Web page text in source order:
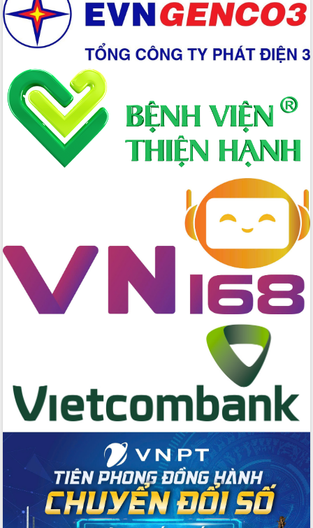
Đẩy mạnh cải cách hành chính, quyết
tâm đạt được mục tiêu tăng trưởng
hai con số trong năm 2026
Tổ chức trang trọng Lễ hội Đền thờ
Lương Văn Chánh năm 2026
Phó Bí thư Tỉnh ủy Đắk Lắk Đỗ Hữu
Huy giữ chức Bí thư Đảng ủy Ủy Ban
Nhân dân tỉnh
Bệnh án điện tử thúc đẩy chuyển đổi
số y tế tại Đắk Lắk
Chuyển đổi số thư viện: Mở rộng
Bầu cử Quốc hội và HĐND: Cử tri Đắk
Lắk gửi gắm niềm tin, kỳ vọng vào lá
phiếu
Đắk Lắk sẵn sàng các điều kiện cho
Ngày hội bầu cử đại biểu Quốc hội
an toàn, hiệu quả, đúng quy định
Thủ tướng Chính phủ Phạm Minh Chính
kiểm tra, chỉ đạo hoàn thành các dự
án cao tốc và thăm khu tái định cư tại
Sôi nổi Hội đua ngựa truyền thống Gò
Thì Thùng mừng Xuân Bính Ngọ 2026
Lãnh đạo tỉnh dâng hương tưởng niệm
tại Đập Đồng Cam đầu Xuân Bính Ngọ